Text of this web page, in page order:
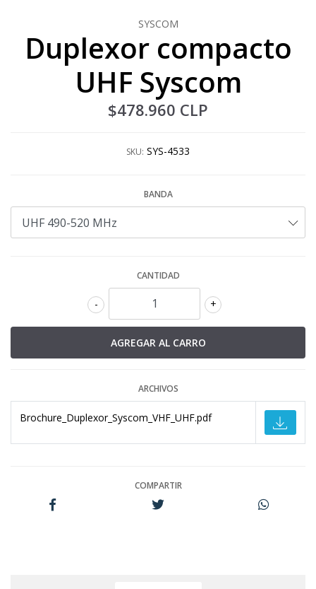
SYSCOM
Duplexor compacto
UHF Syscom
$478.960 CLP
SKU: SYS-4533
BANDA
CANTIDAD
+
-
ARCHIVOS
Brochure_Duplexor_Syscom_VHF_UHF.pdf
COMPARTIR